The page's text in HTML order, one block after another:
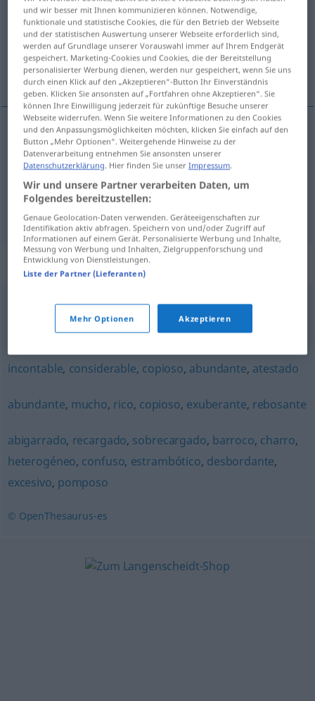
Übersicht aller Übersetzungen
(Für mehr Details die Übersetzung anklicken/antippen)
verschwenderisch, reichlich, übermäßig
verschwenderisch profuso (≈ derrochador)
reichlich profuso(≈ abundante)
übermäßig profuso(≈ en exceso)
Synonyme für "profuso"
incontable, considerable, copioso, abundante, atestado
abundante, mucho, rico, copioso, exuberante, rebosante
abigarrado, recargado, sobrecargado, barroco, charro,
heterogéneo, confuso, estrambótico, desbordante,
excesivo, pomposo
© OpenThesaurus-es
und wir besser mit Ihnen kommunizieren können. Notwendige,
funktionale und statistische Cookies, die für den Betrieb der Webseite
und der statistischen Auswertung unserer Webseite erforderlich sind,
werden auf Grundlage unserer Vorauswahl immer auf Ihrem Endgerät
gespeichert. Marketing-Cookies und Cookies, die der Bereitstellung
personalisierter Werbung dienen, werden nur gespeichert, wenn Sie uns
durch einen Klick auf den „Akzeptieren“-Button Ihr Einverständnis
geben. Klicken Sie ansonsten auf „Fortfahren ohne Akzeptieren“. Sie
können Ihre Einwilligung jederzeit für zukünftige Besuche unserer
Webseite widerrufen. Wenn Sie weitere Informationen zu den Cookies
und den Anpassungsmöglichkeiten möchten, klicken Sie einfach auf den
Button „Mehr Optionen“. Weitergehende Hinweise zu der
Datenverarbeitung entnehmen Sie ansonsten unserer
Datenschutzerklärung. Hier finden Sie unserImpressum.
Wir und unsere Partner verarbeiten Daten, um
Folgendes bereitzustellen:
Genaue Geolocation-Daten verwenden. Geräteeigenschaften zur
Identifikation aktiv abfragen. Speichern von und/oder Zugriff auf
Informationen auf einem Gerät. Personalisierte Werbung und Inhalte,
Messung von Werbung und Inhalten, Zielgruppenforschung und
Entwicklung von Dienstleistungen.
Liste der Partner (Lieferanten)
Mehr Optionen Akzeptieren